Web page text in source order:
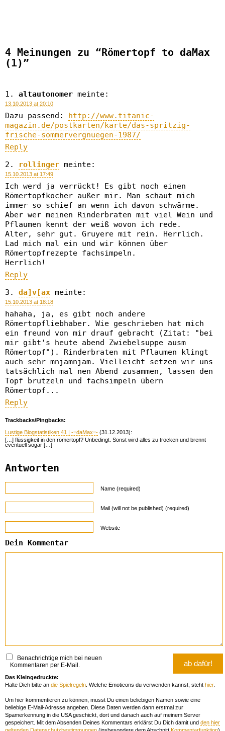
4 Meinungen zu “Römertopf to daMax
(1)”
altautonomer meinte:
13.10.2013 at 20:10
Dazu passend: http://www.titanic-
magazin.de/postkarten/karte/das-spritzig-
frische-sommervergnuegen-1987/
Reply
rollinger meinte:
15.10.2013 at 17:49
Ich werd ja verrückt! Es gibt noch einen
Römertopfkocher außer mir. Man schaut mich
immer so schief an wenn ich davon schwärme.
Aber wer meinen Rinderbraten mit viel Wein und
Pflaumen kennt der weiß wovon ich rede.
Alter, sehr gut. Gruyere mit rein. Herrlich.
Lad mich mal ein und wir können über
Römertopfrezepte fachsimpeln.
Herrlich!
Reply
da]v[ax meinte:
15.10.2013 at 18:18
hahaha, ja, es gibt noch andere
Römertopfliebhaber. Wie geschrieben hat mich
ein freund von mir drauf gebracht (Zitat: "bei
mir gibt's heute abend Zwiebelsuppe ausm
Römertopf"). Rinderbraten mit Pflaumen klingt
auch sehr mnjamnjam. Vielleicht setzen wir uns
tatsächlich mal nen Abend zusammen, lassen den
Topf brutzeln und fachsimpeln übern
Römertopf...
Reply
Trackbacks/Pingbacks:
Lustige Blogstatistiken 41 | -=daMax=- (31.12.2013):
[…] flüssigkeit in den römertopf? Unbedingt. Sonst wird alles zu trocken und brennt
eventuell sogar […]
Antworten
Name (required)
Mail (will not be published) (required)
Website
Dein Kommentar
Benachrichtige mich bei neuen
Kommentaren per E-Mail.
Das Kleingedruckte:
Halte Dich bitte an die Spielregeln . Welche Emoticons du verwenden kannst, steht hier.
Um hier kommentieren zu können, musst Du einen beliebigen Namen sowie eine
beliebige E-Mail-Adresse angeben. Diese Daten werden dann erstmal zur
Spamerkennung in die USA geschickt, dort und danach auch auf meinem Server
gespeichert. Mit dem Absenden Deines Kommentars erklärst Du Dich damit und den hier
geltenden Datenschutzbestimmungen (insbesondere dem Abschnitt Kommentarfunktion)